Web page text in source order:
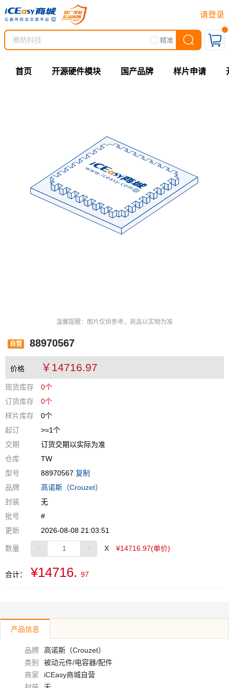
请登录
精准
首页 开源硬件模块 国产品牌 样片申请
温馨提醒：图片仅供参考，商品以实物为准
自营 88970567
价格 ￥14716.97
现货库存
0个
订货库存
0个
样片库存
0个
起订
>=1个
交期
订货交期以实际为准
仓库
TW
型号
88970567 复制
品牌
高诺斯（Crouzet）
封装
无
批号
#
更新
2026-08-08 21:03:51
数量 X ¥14716.97(单价)
合计： ¥14716. 97
产品信息
品牌
高诺斯（Crouzet）
类别
被动元件/电容器/配件
商家
iCEasy商城自营